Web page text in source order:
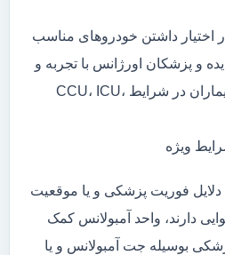
اختیار داشتن خودروهای مناسب
و پزشکان اورژانس با تجربه و
دانش روز، امکان انتقال بیماران در شرایط CCU، ICU،
ویژه
دلایل فوریت پزشکی و یا موقعیت
دارند، واحد آمبولانس کمک
بوسیله جت آمبولانس و یا